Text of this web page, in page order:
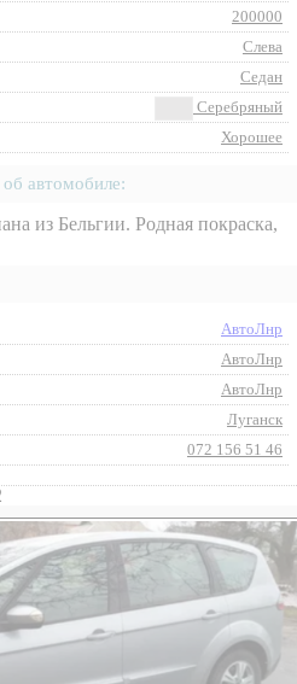
200000
Слева
Седан
Серебряный
Хорошее
автомобиле:
из Бельгии. Родная покраска,
АвтоЛнр
АвтоЛнр
АвтоЛнр
Луганск
072 156 51 46